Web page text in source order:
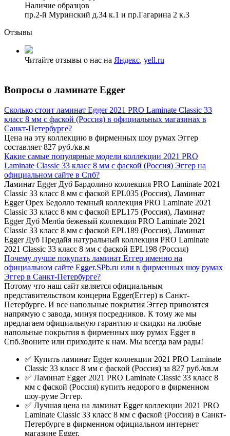
Наличие образцов
пр.2-й Муринский д.34 к.1 и пр.Гагарина 2 к.3
Отзывы
Читайте отзывы о нас на Яндекс, yell.ru
Вопросы о ламинате Egger
Сколько стоит ламинат Egger 2021 PRO Laminate Classic 33
класс 8 мм с фаской (Россия) в официальных магазинах в
Санкт-Петербурге?
Цена на эту коллекцию в фирменных шоу румах Эггер
составляет 827 руб./кв.м
Какие самые популярные модели коллекции 2021 PRO
Laminate Classic 33 класс 8 мм с фаской (Россия) Эггер на
официальном сайте в Спб?
Ламинат Egger Дуб Бардолино коллекция PRO Laminate 2021
Classic 33 класс 8 мм с фаской EPL035 (Россия), Ламинат
Egger Орех Бедолло темный коллекция PRO Laminate 2021
Classic 33 класс 8 мм с фаской EPL175 (Россия), Ламинат
Egger Дуб Мелба бежевый коллекция PRO Laminate 2021
Classic 33 класс 8 мм с фаской EPL189 (Россия), Ламинат
Egger Дуб Предайя натуральный коллекция PRO Laminate
2021 Classic 33 класс 8 мм с фаской EPL198 (Россия)
Почему лучше покупать ламинат Еггер именно на
официальном сайте Egger.SPb.ru или в фирменных шоу румах
Эггер в Санкт-Петербурге?
Потому что наш сайт является официальным
представительством концерна Egger(Еггер) в Санкт-
Петербурге. И все напольные покрытия Эггер привозятся
напрямую с завода, минуя посредников. К тому же мы
предлагаем официальную гарантию и скидки на любые
напольные покрытия в фирменных шоу румах Egger в
Спб.Звоните или приходите к нам. Мы всегда вам рады!
✅ Купить ламинат Egger коллекции 2021 PRO Laminate
Classic 33 класс 8 мм с фаской (Россия) за 827 руб./кв.м
✅ Ламинат Egger 2021 PRO Laminate Classic 33 класс 8
мм с фаской (Россия) купить недорого в фирменном
шоу-руме Эггер.
✅ Лучшая цена на ламинат Egger коллекции 2021 PRO
Laminate Classic 33 класс 8 мм с фаской (Россия) в Санкт-
Петербурге в фирменном официальном интернет
магазине Egger.